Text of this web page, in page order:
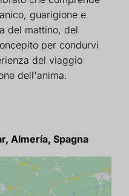
guarigione e
del mattino, del
per condurvi
del viaggio
dell'anima.
Almería, Spagna